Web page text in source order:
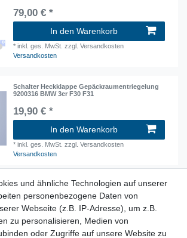
79,00 € *
In den Warenkorb
*inkl. ges. MwSt. zzgl. Versandkosten
Versandkosten
Schalter Heckklappe Gepäckraumentriegelung
9200316 BMW 3er F30 F31
19,90 € *
In den Warenkorb
*inkl. ges. MwSt. zzgl. Versandkosten
Versandkosten
original Innenleuchte Handschuhfach
Beleuchtung 6972605 BMW X1 F48 1er 3er 5er
19,90 € *
In den Warenkorb
und ähnliche Technologien auf unserer
personenbezogene Daten von
Webseite (z.B. IP-Adresse), um z.B.
zu personalisieren, Medien von
oder Zugriffe auf unsere Website zu